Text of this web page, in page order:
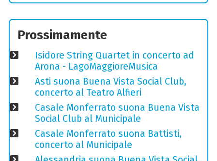
Prossimamente
Isidore String Quartet in concerto ad
Arona - LagoMaggioreMusica
Asti suona Buena Vista Social Club,
concerto al Teatro Alfieri
Casale Monferrato suona Buena Vista
Social Club al Municipale
Casale Monferrato suona Battisti,
concerto al Municipale